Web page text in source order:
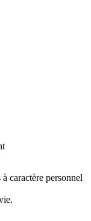
caractère personnel